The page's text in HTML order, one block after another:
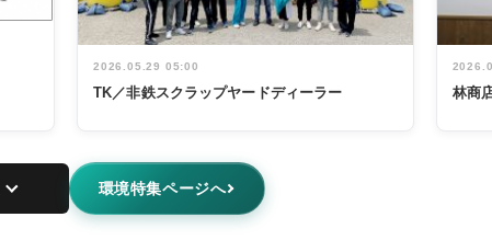
2026.05.29 05:00
TK／非鉄スクラップヤードディーラー 林商
環境特集ページへ